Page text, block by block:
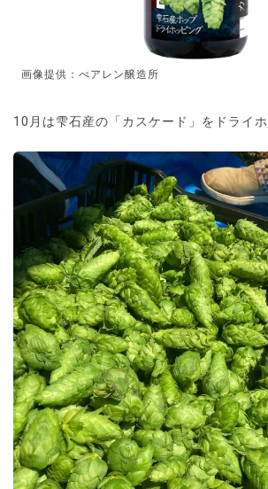
画像提供：べアレン醸造所
10月は雫石産の「カスケード」をドライホ